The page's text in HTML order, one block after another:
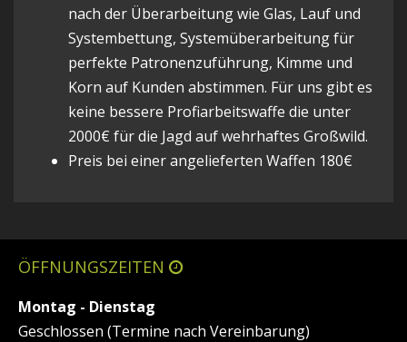
nach der Überarbeitung wie Glas, Lauf und
Systembettung, Systemüberarbeitung für
perfekte Patronenzuführung, Kimme und
Korn auf Kunden abstimmen. Für uns gibt es
keine bessere Profiarbeitswaffe die unter
2000€ für die Jagd auf wehrhaftes Großwild.
Preis bei einer angelieferten Waffen 180€
ÖFFNUNGSZEITEN
Montag - Dienstag
Geschlossen (Termine nach Vereinbarung)